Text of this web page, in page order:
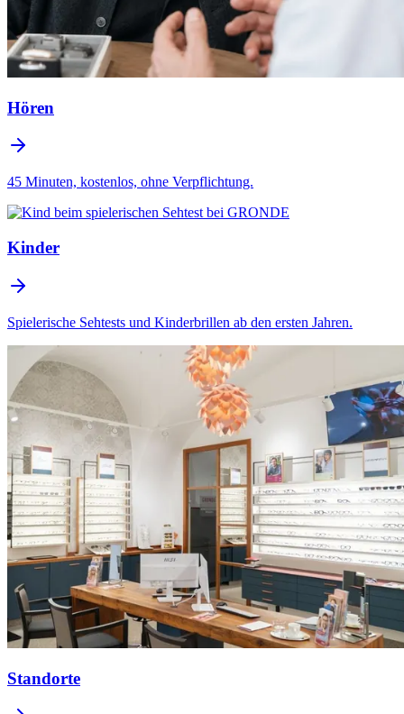
Hören
45 Minuten, kostenlos, ohne Verpflichtung.
Kinder
Spielerische Sehtests und Kinderbrillen ab den ersten Jahren.
Standorte